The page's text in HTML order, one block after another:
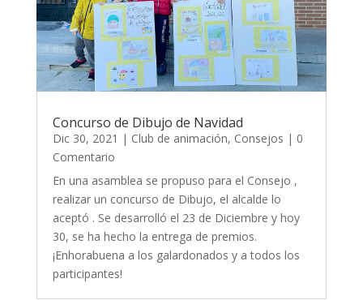
Concurso de Dibujo de Navidad
Dic 30, 2021 | Club de animación, Consejos | 0
Comentario
En una asamblea se propuso para el Consejo ,
realizar un concurso de Dibujo, el alcalde lo
aceptó . Se desarrolló el 23 de Diciembre y hoy
30, se ha hecho la entrega de premios.
¡Enhorabuena a los galardonados y a todos los
participantes!